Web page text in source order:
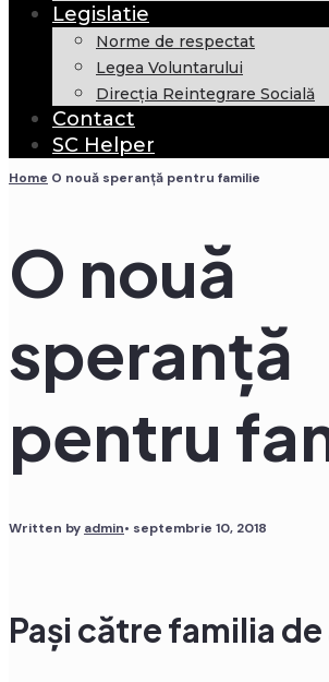
Legislatie
Norme de respectat
Legea Voluntarului
Direcția Reintegrare Socială
Contact
SC Helper
Home O nouă speranță pentru familie
O nouă
speranță
pentru
Written by admin• septembrie 10, 2018
Pași către familia de